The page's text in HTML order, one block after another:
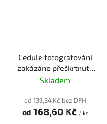
Cedule fotografování
zakázáno přeškrtnutý
fotoaparát
Skladem
od 139,34 Kč bez DPH
od 168,60 Kč / ks